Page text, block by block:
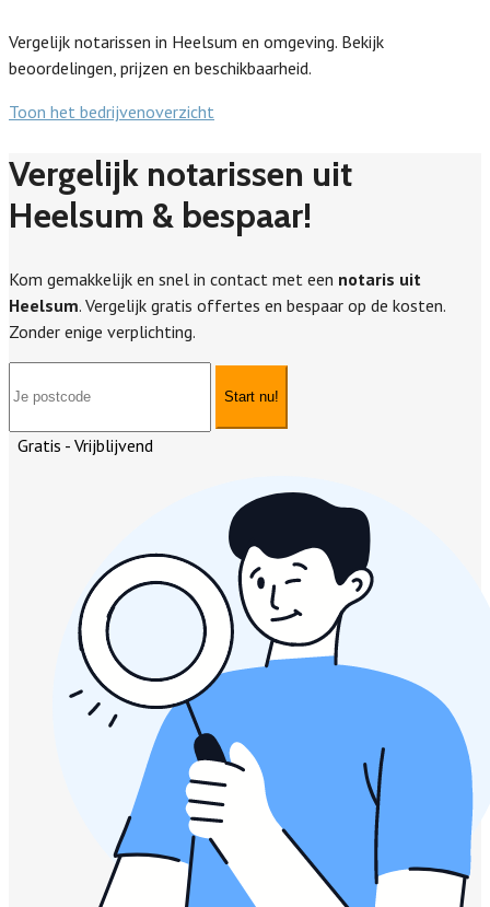
Vergelijk notarissen in Heelsum en omgeving. Bekijk
beoordelingen, prijzen en beschikbaarheid.
Toon het bedrijvenoverzicht
Vergelijk notarissen uit
Heelsum & bespaar!
Kom gemakkelijk en snel in contact met een notaris uit
Heelsum. Vergelijk gratis offertes en bespaar op de kosten.
Zonder enige verplichting.
Start nu!
Gratis - Vrijblijvend